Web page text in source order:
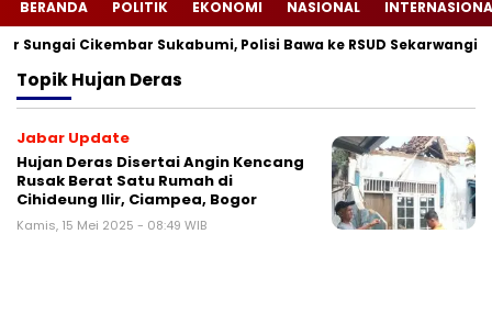
BERANDA POLITIK EKONOMI NASIONAL
Cikembar Sukabumi, Polisi Bawa ke RSUD Sekarwangi‎
TopikHujan Deras
Jabar Update
Hujan Deras Disertai Angin Kencang
Rusak Berat Satu Rumah di
Cihideung Ilir, Ciampea, Bogor
Kamis, 15 Mei 2025 - 08:49 WIB